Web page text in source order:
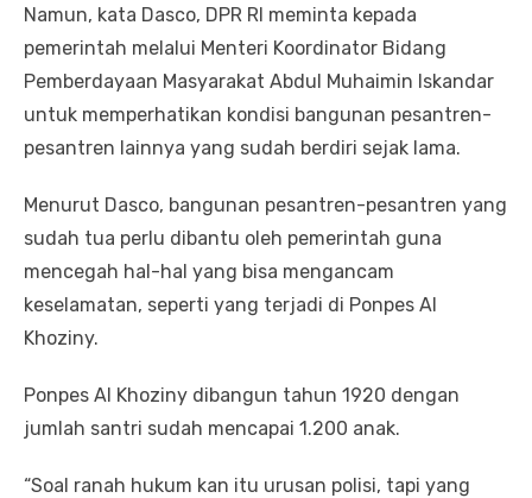
Namun, kata Dasco, DPR RI meminta kepada
pemerintah melalui Menteri Koordinator Bidang
Pemberdayaan Masyarakat Abdul Muhaimin Iskandar
untuk memperhatikan kondisi bangunan pesantren-
pesantren lainnya yang sudah berdiri sejak lama.
Menurut Dasco, bangunan pesantren-pesantren yang
sudah tua perlu dibantu oleh pemerintah guna
mencegah hal-hal yang bisa mengancam
keselamatan, seperti yang terjadi di Ponpes Al
Khoziny.
Ponpes Al Khoziny dibangun tahun 1920 dengan
jumlah santri sudah mencapai 1.200 anak.
“Soal ranah hukum kan itu urusan polisi, tapi yang